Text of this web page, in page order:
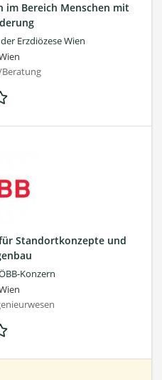
im Bereich Menschen mit
Erzdiözese Wien
Beratung
Standortkonzepte und
Konzern